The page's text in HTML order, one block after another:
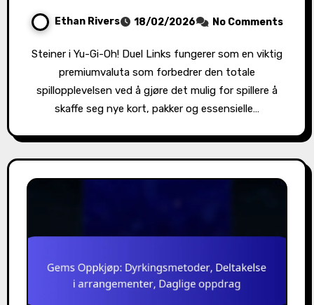
Ethan Rivers 18/02/2026 No Comments
Steiner i Yu-Gi-Oh! Duel Links fungerer som en viktig
premiumvaluta som forbedrer den totale
spillopplevelsen ved å gjøre det mulig for spillere å
skaffe seg nye kort, pakker og essensielle…